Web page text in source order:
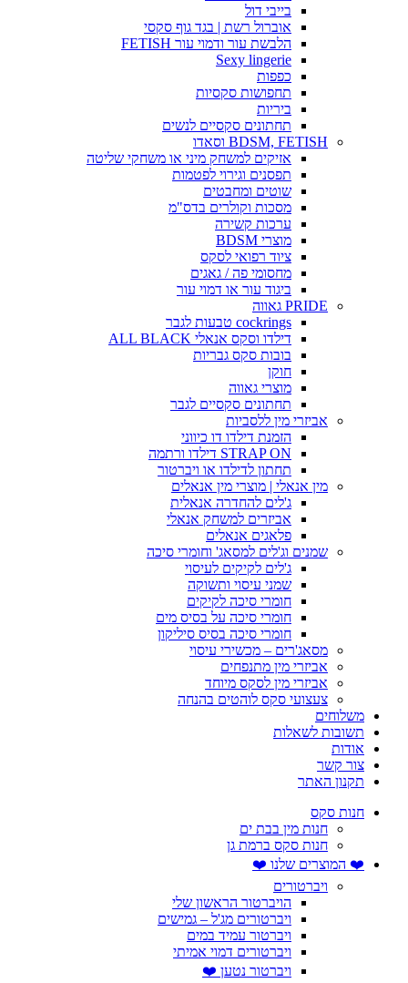
בייבי דול
אוברול רשת | בגד גוף סקסי
הלבשת עור ודמוי עור FETISH
Sexy lingerie
כפפות
תחפושות סקסיות
ביריות
תחתונים סקסיים לנשים
BDSM, FETISH וסאדו
אזיקים למשחק מיני או משחקי שליטה
תפסנים וגירוי לפטמות
שוטים ומחבטים
מסכות וקולרים בדס"מ
ערכות קשירה
מוצרי BDSM
ציוד רפואי לסקס
מחסומי פה / גאגים
ביגוד עור או דמוי עור
PRIDE גאווה
cockrings טבעות לגבר
דילדו וסקס אנאלי ALL BLACK
בובות סקס גבריות
חוקן
מוצרי גאווה
תחתונים סקסיים לגבר
אביזרי מין ללסביות
הזמנת דילדו דו כיווני
STRAP ON דילדו ורתמה
תחתון לדילדו או ויברטור
מין אנאלי | מוצרי מין אנאלים
ג'לים להחדרה אנאלית
אביזרים למשחק אנאלי
פלאגים אנאלים
שמנים וג'לים למסאג' וחומרי סיכה
ג'לים לקיקים לעיסוי
שמני עיסוי ותשוקה
חומרי סיכה לקיקים
חומרי סיכה על בסיס מים
חומרי סיכה בסיס סיליקון
מסאג'רים – מכשירי עיסוי
אביזרי מין מתנפחים
אביזרי מין לסקס מיוחד
צעצועי סקס לוהטים בהנחה
משלוחים
תשובות לשאלות
אודות
צור קשר
תקנון האתר
חנות סקס
חנות מין בבת ים
חנות סקס ברמת גן
❤️ המוצרים שלנו ❤️
ויברטורים
הויברטור הראשון שלי
ויברטורים מג'ל – גמישים
ויברטור עמיד במים
ויברטורים דמוי אמיתי
ויברטור נטען ❤️